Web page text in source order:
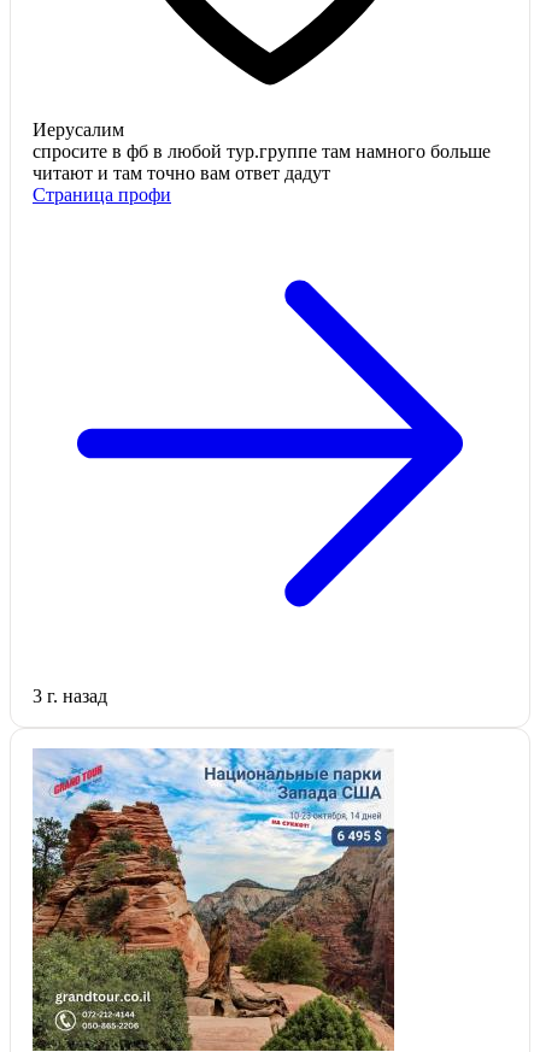
Иерусалим
спросите в фб в любой тур.группе там намного больше
читают и там точно вам ответ дадут
Страница профи
3 г. назад